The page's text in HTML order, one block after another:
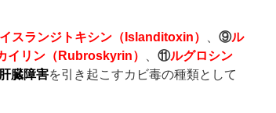
イスランジトキシン（ Islanditoxin） ⑨ル
イリン（ Rubroskyrin） ⑪ルグロシン
肝臓障害を引き起こすカビ毒の種類として